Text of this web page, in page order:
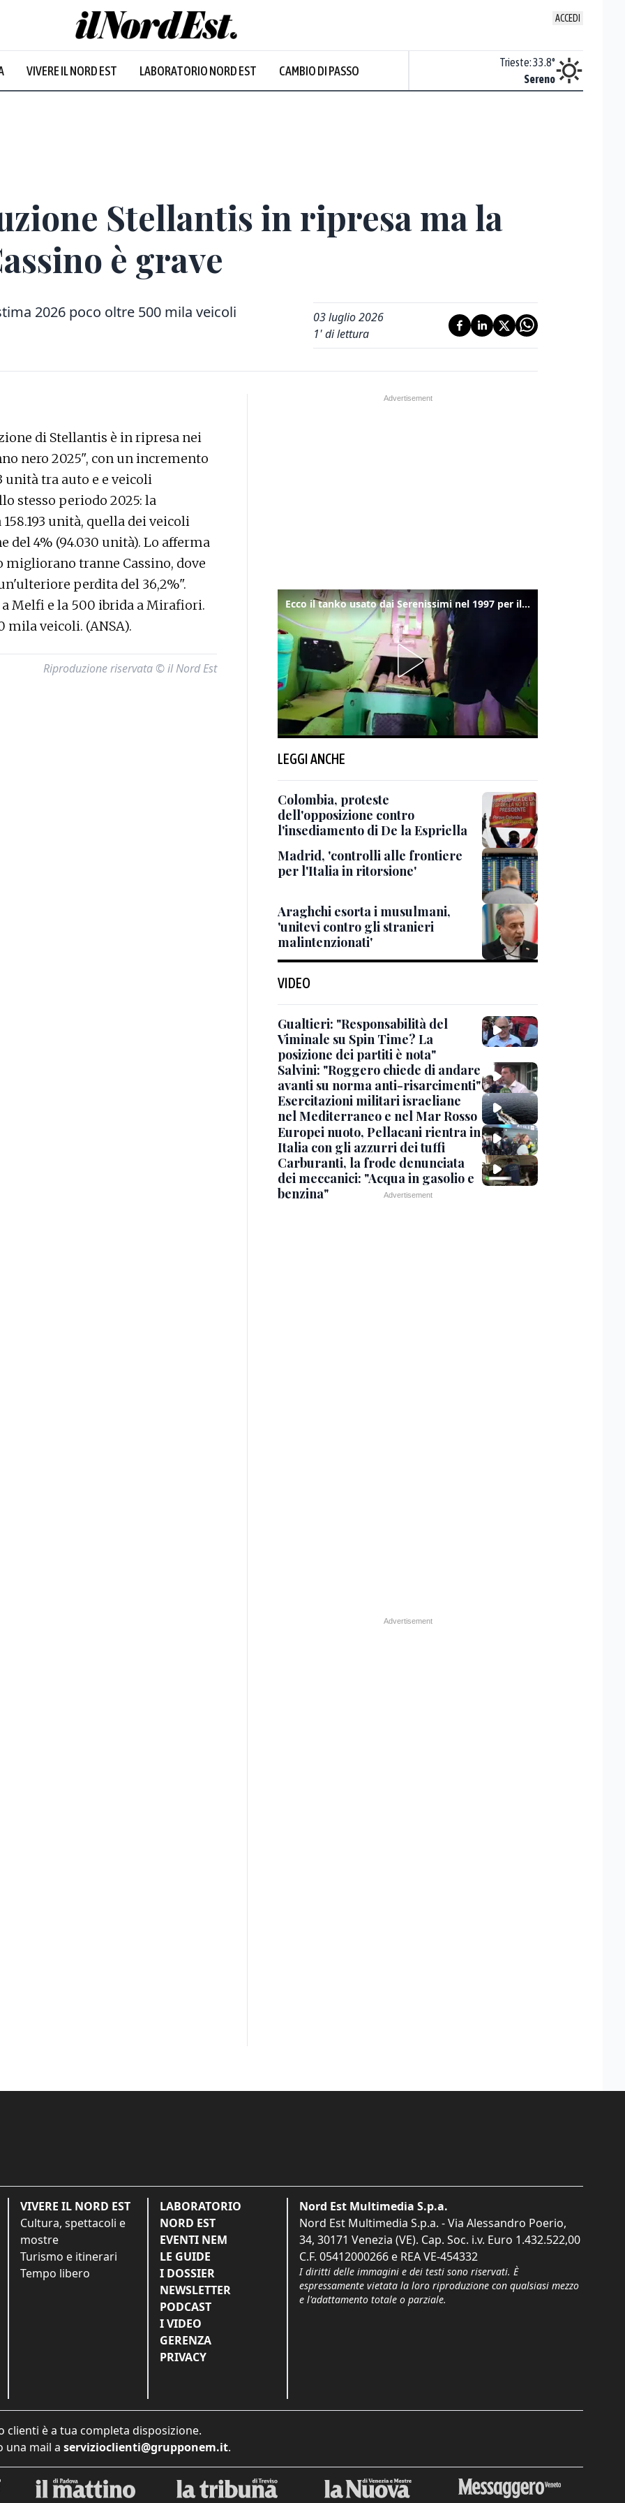
ACCEDI
VIVERE IL NORD EST LABORATORIO NORD EST CAMBIO DI PASSO
Nuvoloso
Sereno
Trieste:33.8°
Sereno
Stellantis in ripresa ma la
è grave
2026 poco oltre 500 mila veicoli
03 luglio 2026
1' di lettura
di Stellantis è in ripresa nei
nero 2025", con un incremento
unità tra auto e e veicoli
stesso periodo 2025: la
unità, quella dei veicoli
del 4% (94.030 unità). Lo afferma
tranne Cassino, dove
perdita del 36,2%".
Melfi e la 500 ibrida a Mirafiori.
mila veicoli. (ANSA).
Riproduzione riservata © il Nord Est
Ecco il tanko usato dai Serenissimi nel 1997 per il blitz a San Marco
LEGGI ANCHE
Colombia, proteste
dell'opposizione contro
l'insediamento di De la Espriella
Madrid, 'controlli alle frontiere
per l'Italia in ritorsione'
Araghchi esorta i musulmani,
'unitevi contro gli stranieri
malintenzionati'
VIDEO
Gualtieri: "Responsabilità del
Viminale su Spin Time? La
posizione dei partiti è nota"
Salvini: "Roggero chiede di andare
avanti su norma anti-risarcimenti"
Esercitazioni militari israeliane
nel Mediterraneo e nel Mar Rosso
Europei nuoto, Pellacani rientra in
Italia con gli azzurri dei tuffi
Carburanti, la frode denunciata
dei meccanici: "Acqua in gasolio e
benzina"
VIVERE IL NORD EST
Cultura, spettacoli e
mostre
Turismo e itinerari
Tempo libero
LABORATORIO
NORD EST
EVENTI NEM
LE GUIDE
I DOSSIER
NEWSLETTER
PODCAST
I VIDEO
GERENZA
PRIVACY
Nord Est Multimedia S.p.a.
Nord Est Multimedia S.p.a. - Via Alessandro Poerio,
34, 30171 Venezia (VE). Cap. Soc. i.v. Euro 1.432.522,00
C.F. 05412000266 e REA VE-454332
I diritti delle immagini e dei testi sono riservati. È
espressamente vietata la loro riproduzione con qualsiasi mezzo
e l'adattamento totale o parziale.
clienti è a tua completa disposizione.
una mail a servizioclienti@grupponem.it.